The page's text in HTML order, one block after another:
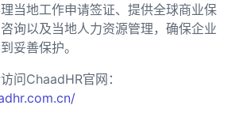
当地工作申请签证、提供全球商业保
询以及当地人力资源管理，确保企业
妥善保护。
问ChaadHR官网：